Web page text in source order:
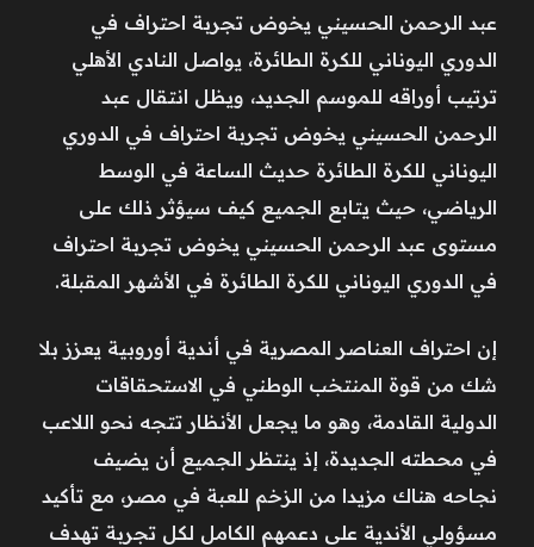
عبد الرحمن الحسيني يخوض تجربة احتراف في
الدوري اليوناني للكرة الطائرة، يواصل النادي الأهلي
ترتيب أوراقه للموسم الجديد، ويظل انتقال عبد
الرحمن الحسيني يخوض تجربة احتراف في الدوري
اليوناني للكرة الطائرة حديث الساعة في الوسط
الرياضي، حيث يتابع الجميع كيف سيؤثر ذلك على
مستوى عبد الرحمن الحسيني يخوض تجربة احتراف
في الدوري اليوناني للكرة الطائرة في الأشهر المقبلة.
إن احتراف العناصر المصرية في أندية أوروبية يعزز بلا
شك من قوة المنتخب الوطني في الاستحقاقات
الدولية القادمة، وهو ما يجعل الأنظار تتجه نحو اللاعب
في محطته الجديدة، إذ ينتظر الجميع أن يضيف
نجاحه هناك مزيدا من الزخم للعبة في مصر، مع تأكيد
مسؤولي الأندية على دعمهم الكامل لكل تجربة تهدف